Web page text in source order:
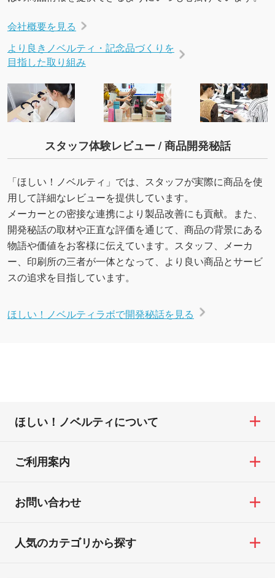
会社概要を見る
より良きノベルティ・記念品づくりを
目指した取り組み
スタッフ体験レビュー / 商品開発秘話
「ほしい！ノベルティ」では、スタッフが実際に商品を使
用して詳細なレビューを提供しています。
メーカーとの密接な連携により製品改善にも貢献。また、
開発秘話の取材や正直な評価を通じて、商品の背景にある
物語や価値をお客様に伝えています。スタッフ、メーカ
ー、印刷所の三者が一体となって、より良い商品とサービ
スの追求を目指しています。
ほしい！ノベルティラボで開発秘話を見る
ほしい！ノベルティについて
ご利用案内
お問い合わせ
人気のカテゴリから探す